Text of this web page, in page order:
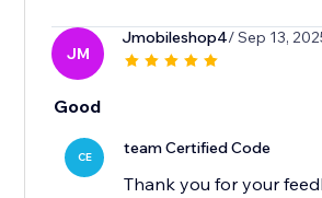
JM
Jmobileshop4/ Sep 13,
Good
CE team Certified Code
Thank you for your